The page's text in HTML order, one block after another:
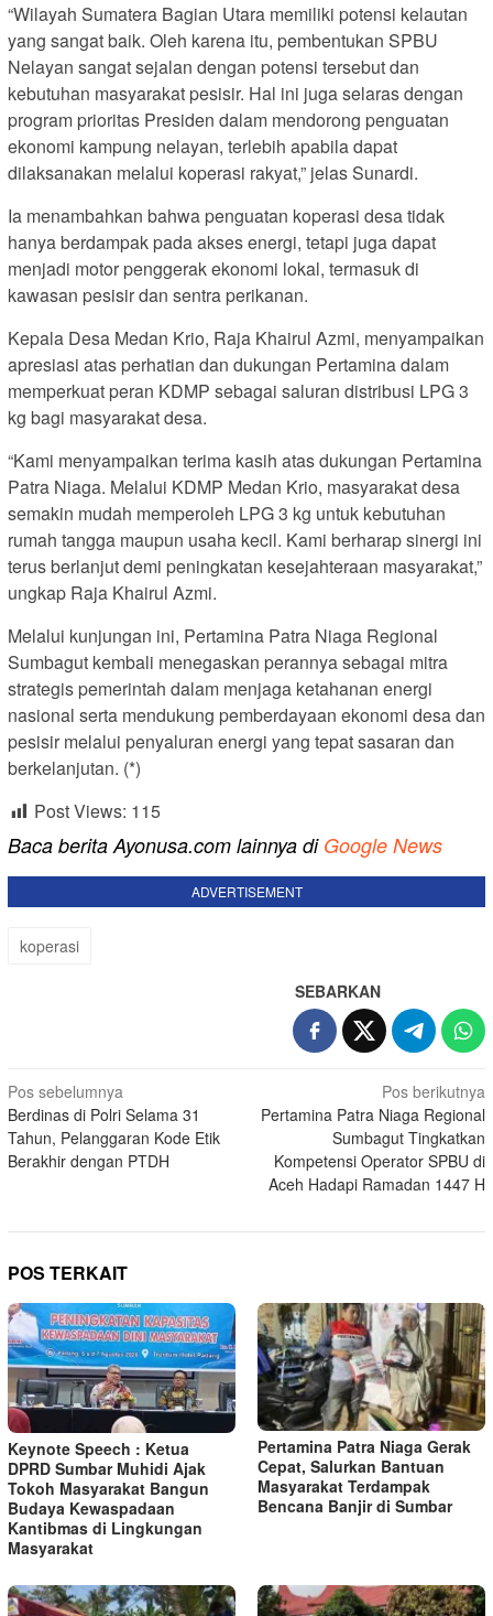
“Wilayah Sumatera Bagian Utara memiliki potensi kelautan
yang sangat baik. Oleh karena itu, pembentukan SPBU
Nelayan sangat sejalan dengan potensi tersebut dan
kebutuhan masyarakat pesisir. Hal ini juga selaras dengan
program prioritas Presiden dalam mendorong penguatan
ekonomi kampung nelayan, terlebih apabila dapat
dilaksanakan melalui koperasi rakyat,” jelas Sunardi.
Ia menambahkan bahwa penguatan koperasi desa tidak
hanya berdampak pada akses energi, tetapi juga dapat
menjadi motor penggerak ekonomi lokal, termasuk di
kawasan pesisir dan sentra perikanan.
Kepala Desa Medan Krio, Raja Khairul Azmi, menyampaikan
apresiasi atas perhatian dan dukungan Pertamina dalam
memperkuat peran KDMP sebagai saluran distribusi LPG 3
kg bagi masyarakat desa.
“Kami menyampaikan terima kasih atas dukungan Pertamina
Patra Niaga. Melalui KDMP Medan Krio, masyarakat desa
semakin mudah memperoleh LPG 3 kg untuk kebutuhan
rumah tangga maupun usaha kecil. Kami berharap sinergi ini
terus berlanjut demi peningkatan kesejahteraan masyarakat,”
ungkap Raja Khairul Azmi.
Melalui kunjungan ini, Pertamina Patra Niaga Regional
Sumbagut kembali menegaskan perannya sebagai mitra
strategis pemerintah dalam menjaga ketahanan energi
nasional serta mendukung pemberdayaan ekonomi desa dan
pesisir melalui penyaluran energi yang tepat sasaran dan
berkelanjutan. (*)
Post Views: 115
Baca berita Ayonusa.com lainnya di Google News
ADVERTISEMENT
koperasi
SEBARKAN
Navigasi
pos
Pos sebelumnya
‎Berdinas di Polri Selama 31
Tahun, Pelanggaran Kode Etik
Berakhir dengan PTDH
Pos berikutnya
Pertamina Patra Niaga Regional
Sumbagut Tingkatkan
Kompetensi Operator SPBU di
Aceh Hadapi Ramadan 1447 H
POS TERKAIT
Keynote Speech : Ketua
DPRD Sumbar Muhidi Ajak
Tokoh Masyarakat Bangun
Budaya Kewaspadaan
Kantibmas di Lingkungan
Masyarakat
Pertamina Patra Niaga Gerak
Cepat, Salurkan Bantuan
Masyarakat Terdampak
Bencana Banjir di Sumbar